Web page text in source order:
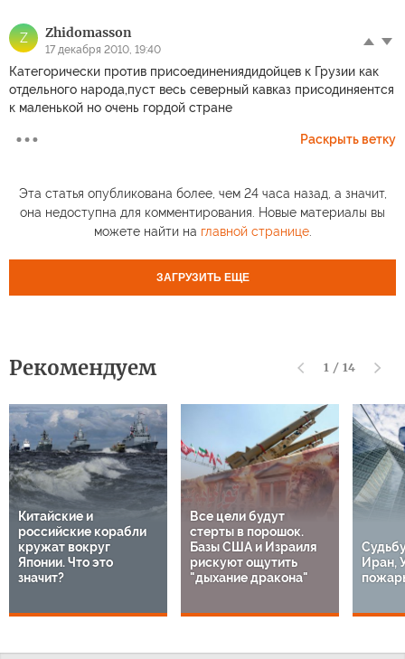
Z Zhidomasson
17 декабря 2010, 19:40
Категорически против присоединениядидойцев к Грузии как
отдельного народа,пуст весь северный кавказ присодиняентся
к маленькой но очень гордой стране
Раскрыть ветку
Эта статья опубликована более, чем 24 часа назад, а значит,
она недоступна для комментирования. Новые материалы вы
можете найти на главной странице.
ЗАГРУЗИТЬ ЕЩЕ
Рекомендуем 1 / 14
Китайские и
российские корабли
кружат вокруг
Японии. Что это
значит?
Все цели будут
стерты в порошок.
Базы США и Израиля
рискуют ощутить
"дыхание дракона"
Иран,